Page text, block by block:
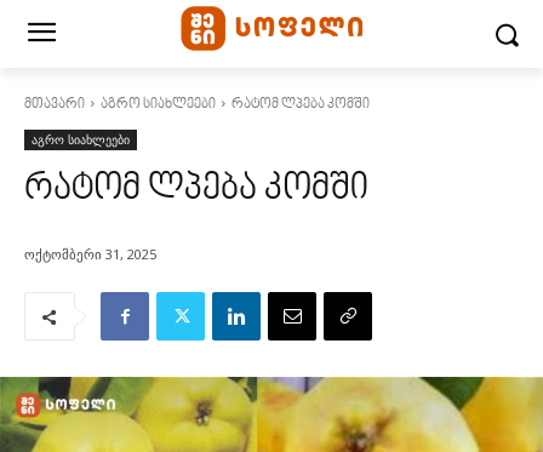
მთავარი აგრო სიახლეები რატომ ლპება კომში
აგრო სიახლეები
რატომ ლპება კომში
ოქტომბერი 31, 2025